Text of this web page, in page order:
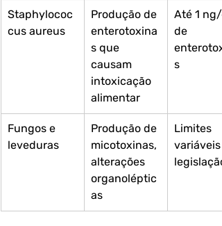
Staphylococ
cus aureus
Produção de
enterotoxina
s que
causam
intoxicação
alimentar
Até 1 ng/
de
s
Fungos e
leveduras
Produção de
micotoxinas,
alterações
organoléptic
as
Limites
variáveis
legislação